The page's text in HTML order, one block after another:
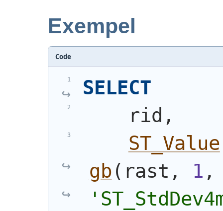
Exempel
Code
SELECT
    rid,
ST_Value
gb ( rast, 1